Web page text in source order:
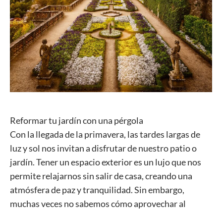
Reformar tu jardín con una pérgola
Con la llegada de la primavera, las tardes largas de
luz y sol nos invitan a disfrutar de nuestro patio o
jardín. Tener un espacio exterior es un lujo que nos
permite relajarnos sin salir de casa, creando una
atmósfera de paz y tranquilidad. Sin embargo,
muchas veces no sabemos cómo aprovechar al